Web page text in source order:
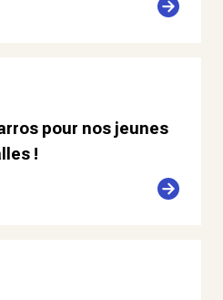
pour nos jeunes
!